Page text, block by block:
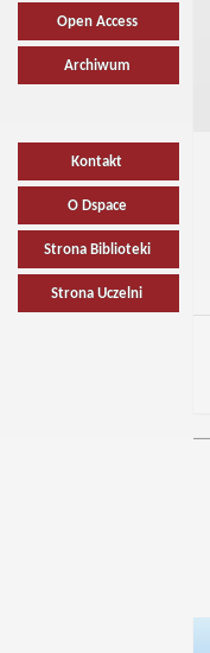
Open Access
Archiwum
Kontakt
O Dspace
Strona Biblioteki
Strona Uczelni